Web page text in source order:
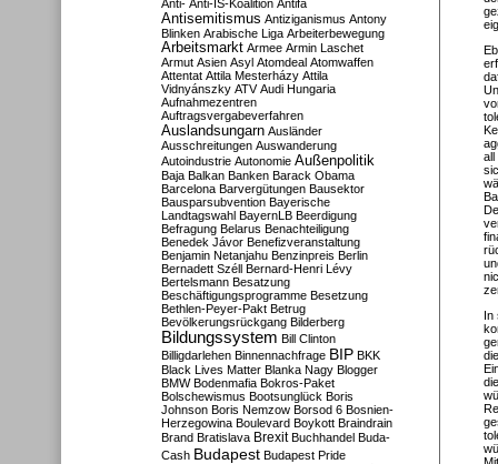
all
In
Anti- Anti-IS-Koalition Antifa
Antisemitismus Antiziganismus Antony
Blinken Arabische Liga Arbeiterbewegung
Arbeitsmarkt Armee Armin Laschet
Armut Asien Asyl Atomdeal Atomwaffen
Attentat Attila Mesterházy Attila
Vidnyánszky ATV Audi Hungaria
Aufnahmezentren
Auftragsvergabeverfahren
Auslandsungarn Ausländer
Ausschreitungen Auswanderung
Autoindustrie Autonomie Außenpolitik
Baja Balkan Banken Barack Obama
Barcelona Barvergütungen Bausektor
Bausparsubvention Bayerische
Landtagswahl BayernLB Beerdigung
Befragung Belarus Benachteiligung
Benedek Jávor Benefizveranstaltung
Benjamin Netanjahu Benzinpreis Berlin
Bernadett Széll Bernard-Henri Lévy
Bertelsmann Besatzung
Beschäftigungsprogramme Besetzung
Bethlen-Peyer-Pakt Betrug
Bevölkerungsrückgang Bilderberg
Bildungssystem Bill Clinton
Billigdarlehen Binnennachfrage BIP BKK
Black Lives Matter Blanka Nagy Blogger
BMW Bodenmafia Bokros-Paket
Bolschewismus Bootsunglück Boris
Johnson Boris Nemzow Borsod 6 Bosnien-
Herzegowina Boulevard Boykott Braindrain
Brand Bratislava Brexit Buchhandel Buda-
Cash Budapest Budapest Pride